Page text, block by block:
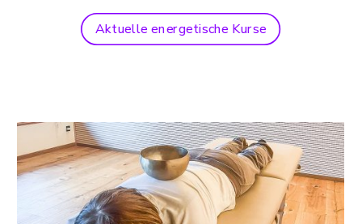
Aktuelle energetische Kurse